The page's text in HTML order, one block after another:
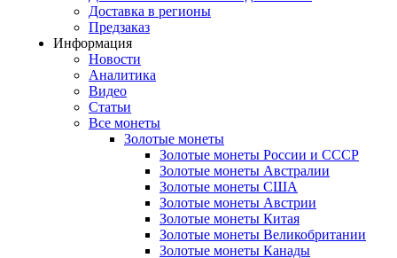
Доставка в регионы
Предзаказ
Информация
Новости
Аналитика
Видео
Статьи
Все монеты
Золотые монеты
Золотые монеты России и СССР
Золотые монеты Австралии
Золотые монеты США
Золотые монеты Австрии
Золотые монеты Китая
Золотые монеты Великобритании
Золотые монеты Канады